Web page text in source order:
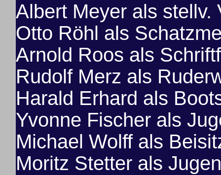
Albert Meyer als stellv.
Otto Röhl als
Arnold Roos als
Rudolf Merz als
Harald Erhard als
Yvonne Fischer als
Michael Wolff als
Moritz Stetter als